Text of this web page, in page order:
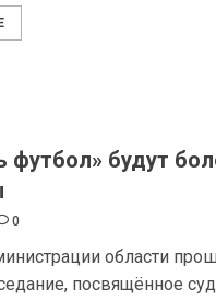
футбол» будут
0
области
посвящённое